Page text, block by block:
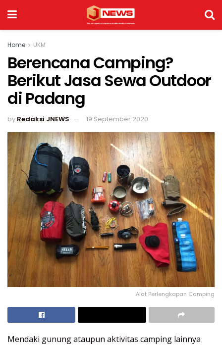
Home UKM
Berencana Camping?
Berikut Jasa Sewa Outdoor
di Padang
by Redaksi JNEWS 19 September 2020
Alat Perlengkapan Camping
Mendaki gunung ataupun aktivitas camping lainnya